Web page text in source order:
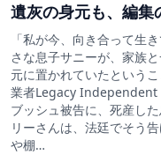
遺灰の身元も、編集
「私が今、向き合って生
さな息子サニーが、家族
元に置かれていたという
業者Legacy Independent
ブッシュ被告に、死産し
リーさんは、法廷でそう
や棚…